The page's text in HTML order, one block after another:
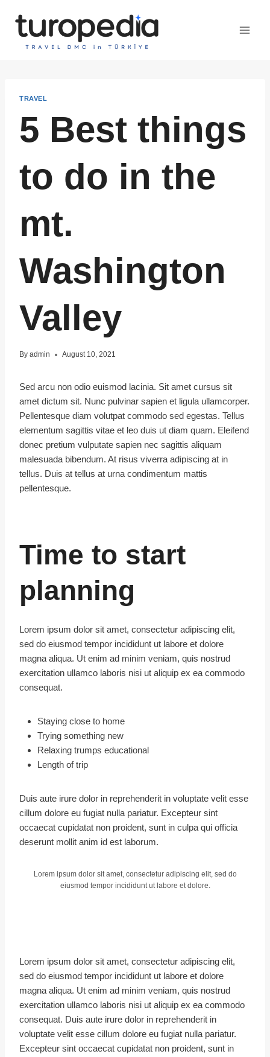
content
TRAVEL
5 Best things
to do in the
mt.
Washington
Valley
By admin August 10, 2021
Sed arcu non odio euismod lacinia. Sit amet cursus sit
amet dictum sit. Nunc pulvinar sapien et ligula ullamcorper.
Pellentesque diam volutpat commodo sed egestas. Tellus
elementum sagittis vitae et leo duis ut diam quam. Eleifend
donec pretium vulputate sapien nec sagittis aliquam
malesuada bibendum. At risus viverra adipiscing at in
tellus. Duis at tellus at urna condimentum mattis
pellentesque.
Time to start
planning
Lorem ipsum dolor sit amet, consectetur adipiscing elit,
sed do eiusmod tempor incididunt ut labore et dolore
magna aliqua. Ut enim ad minim veniam, quis nostrud
exercitation ullamco laboris nisi ut aliquip ex ea commodo
consequat.
Staying close to home
Trying something new
Relaxing trumps educational
Length of trip
Duis aute irure dolor in reprehenderit in voluptate velit esse
cillum dolore eu fugiat nulla pariatur. Excepteur sint
occaecat cupidatat non proident, sunt in culpa qui officia
deserunt mollit anim id est laborum.
Lorem ipsum dolor sit amet, consectetur adipiscing elit, sed do
eiusmod tempor incididunt ut labore et dolore.
Lorem ipsum dolor sit amet, consectetur adipiscing elit,
sed do eiusmod tempor incididunt ut labore et dolore
magna aliqua. Ut enim ad minim veniam, quis nostrud
exercitation ullamco laboris nisi ut aliquip ex ea commodo
consequat. Duis aute irure dolor in reprehenderit in
voluptate velit esse cillum dolore eu fugiat nulla pariatur.
Excepteur sint occaecat cupidatat non proident, sunt in